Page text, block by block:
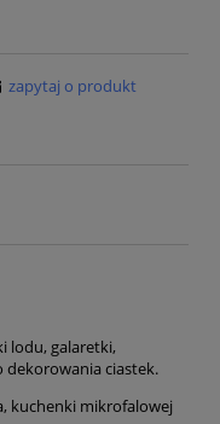
zapytaj o produkt
lodu, galaretki,
dekorowania ciastek.
kuchenki mikrofalowej